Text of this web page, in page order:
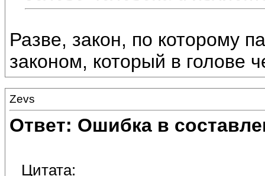
Разве, закон, по которому
законом, который в голове
Zevs
Ответ: Ошибка в
Цитата: